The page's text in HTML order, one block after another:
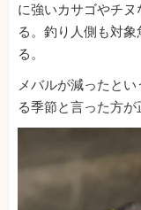
に強いカサゴやチ
る。釣り人側も対
る。
メバルが減ったと
る季節と言った方が